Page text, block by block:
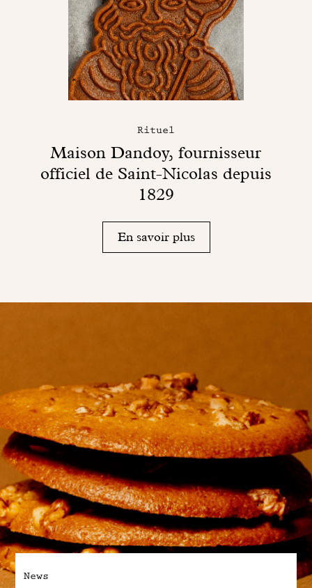
Rituel
Maison Dandoy, fournisseur
officiel de Saint-Nicolas depuis
1829
En savoir plus
News